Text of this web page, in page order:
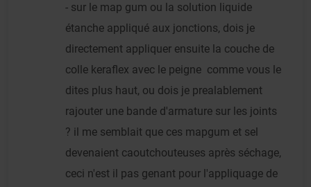
- sur le map gum ou la solution liquide
étanche appliqué aux jonctions, dois je
directement appliquer ensuite la couche de
colle keraflex avec le peigne comme vous le
dites plus haut, ou dois je prealablement
rajouter une bande d'armature sur les joints
? il me semblait que ces mapgum et sel
devenaient caoutchouteuses après séchage,
ceci n'est il pas genant pour l'appliquage de